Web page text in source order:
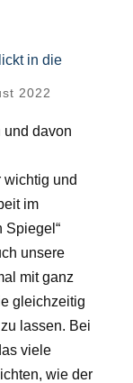
in die
2022
und davon
wichtig und
im
Spiegel“
unsere
mit ganz
gleichzeitig
lassen. Bei
viele
wie der